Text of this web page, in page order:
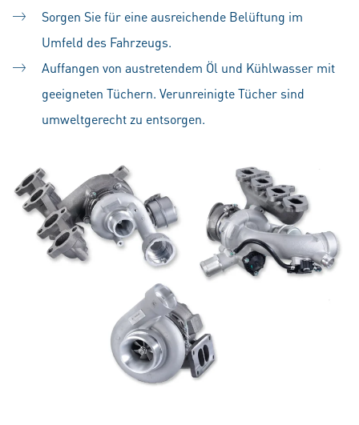
Sorgen Sie für eine ausreichende Belüftung im
Umfeld des Fahrzeugs.
Auffangen von austretendem Öl und Kühlwasser mit
geeigneten Tüchern. Verunreinigte Tücher sind
umweltgerecht zu entsorgen.